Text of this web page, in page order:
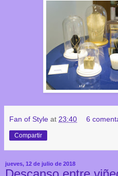
Fan of Style at 23:40 6
Compartir
jueves, 12 de julio de 2018